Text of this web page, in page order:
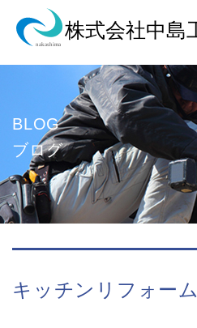
BLOG
ブログ
キッチンリフォーム